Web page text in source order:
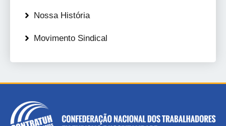
Nossa História
Movimento Sindical